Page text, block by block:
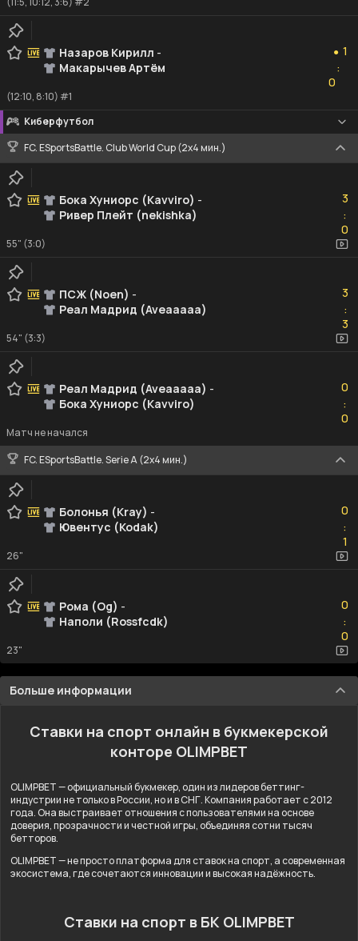
Назаров Кирилл -
Макарычев Артём
● 1
:
0
(12:10, 8:10) #1
Киберфутбол
FC. ESportsBattle. Club World Cup (2x4 мин.)
Бока Хуниорс (Kavviro) -
Ривер Плейт (nekishka)
3
:0
0
55" (3:0)
ПСЖ (Noen) -
Реал Мадрид (Aveaaaaa)
3
:3
3
54" (3:3)
Реал Мадрид (Aveaaaaa) -
Бока Хуниорс (Kavviro)
0
:0
0
Матч не начался
FC. ESportsBattle. Serie A (2x4 мин.)
Болонья (Kray) -
Ювентус (Kodak)
0
:1
1
26"
Рома (Og) -
Наполи (Rossfcdk)
0
:0
0
23"
Больше информации
Ставки на спорт онлайн в букмекерской
конторе OLIMPBET
OLIMPBET — официальный букмекер, один из лидеров беттинг-
индустрии не только в России, но и в СНГ. Компания работает с 2012
года. Она выстраивает отношения с пользователями на основе
доверия, прозрачности и честной игры, объединяя сотни тысяч
бетторов.
OLIMPBET — не просто платформа для ставок на спорт, а современная
экосистема, где сочетаются инновации и высокая надёжность.
Ставки на спорт в БК OLIMPBET